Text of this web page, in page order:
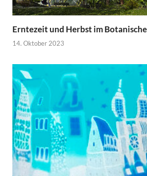
Erntezeit und Herbst im
14. Oktober 2023